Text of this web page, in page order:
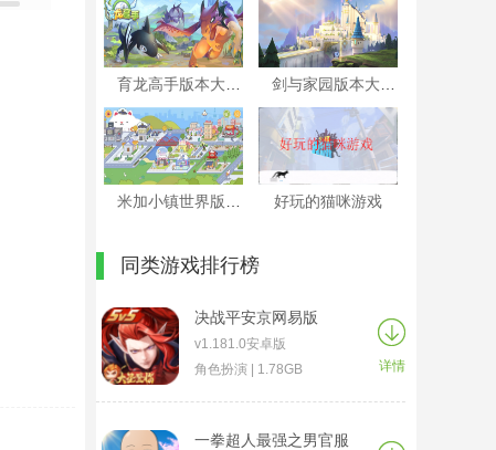
好玩的猫咪游戏
同类游戏排行榜
决战平安京网易版
v1.181.0安卓版
角色扮演 | 1.78GB
详情
一拳超人最强之男官服